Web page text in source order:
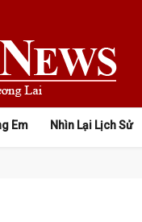
Em Nhìn Lại Lịch Sử